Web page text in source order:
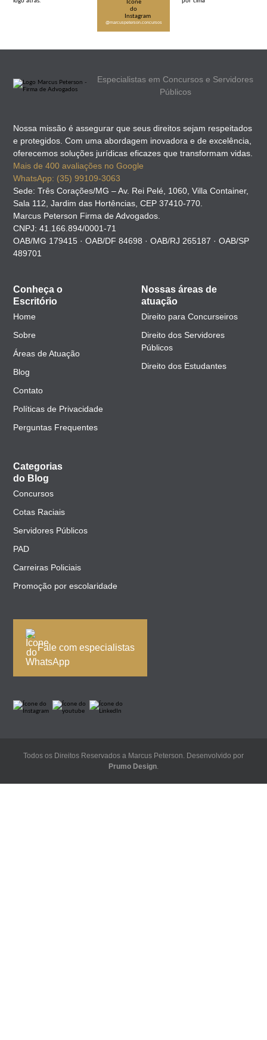
@marcuspeterson.concursos
Especialistas em Concursos e Servidores
Públicos
Nossa missão é assegurar que seus direitos sejam respeitados
e protegidos. Com uma abordagem inovadora e de excelência,
oferecemos soluções jurídicas eficazes que transformam vidas.
Mais de 400 avaliações no Google
WhatsApp: (35) 99109-3063
Sede: Três Corações/MG – Av. Rei Pelé, 1060, Villa Container,
Sala 112, Jardim das Hortências, CEP 37410-770.
Marcus Peterson Firma de Advogados.
CNPJ: 41.166.894/0001-71
OAB/MG 179415 · OAB/DF 84698 · OAB/RJ 265187 · OAB/SP
489701
Conheça o
Escritório
Home
Sobre
Áreas de Atuação
Blog
Contato
Políticas de Privacidade
Perguntas Frequentes
Nossas áreas de
atuação
Direito para Concurseiros
Direito dos Servidores
Públicos
Direito dos Estudantes
Categorias
do Blog
Concursos
Cotas Raciais
Servidores Públicos
PAD
Carreiras Policiais
Promoção por escolaridade
Fale com especialistas
Todos os Direitos Reservados a Marcus Peterson. Desenvolvido por
Prumo Design.